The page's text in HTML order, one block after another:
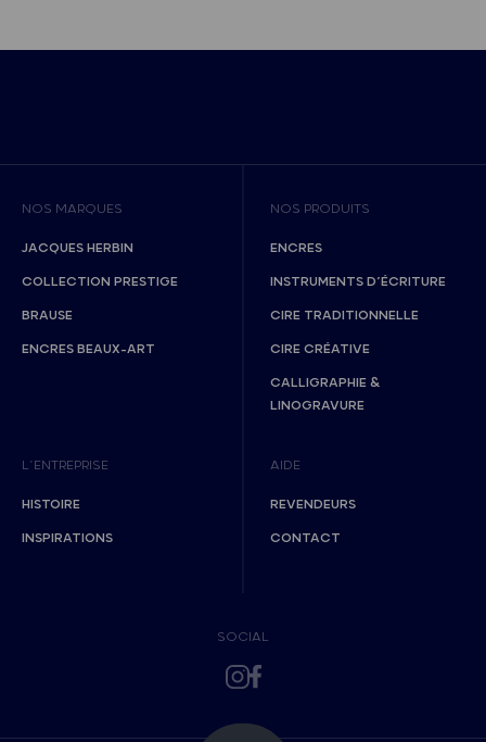
NOS MARQUES
JACQUES HERBIN
COLLECTION PRESTIGE
BRAUSE
ENCRES BEAUX-ART
NOS PRODUITS
ENCRES
INSTRUMENTS D’ÉCRITURE
CIRE TRADITIONNELLE
CIRE CRÉATIVE
CALLIGRAPHIE &
LINOGRAVURE
L’ENTREPRISE
HISTOIRE
INSPIRATIONS
AIDE
REVENDEURS
CONTACT
SOCIAL